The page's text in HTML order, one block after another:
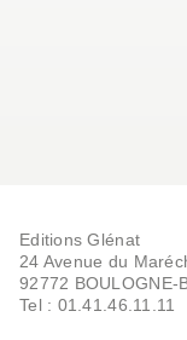
Editions Glénat
24 Avenue du
92772 BOULOGNE-
Tel : 01.41.46.11.11